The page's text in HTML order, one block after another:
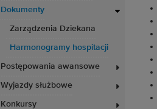
Dokumenty
Zarządzenia Dziekana
Harmonogramy hospitacji
Postępowania awansowe
Wyjazdy służbowe
Konkursy